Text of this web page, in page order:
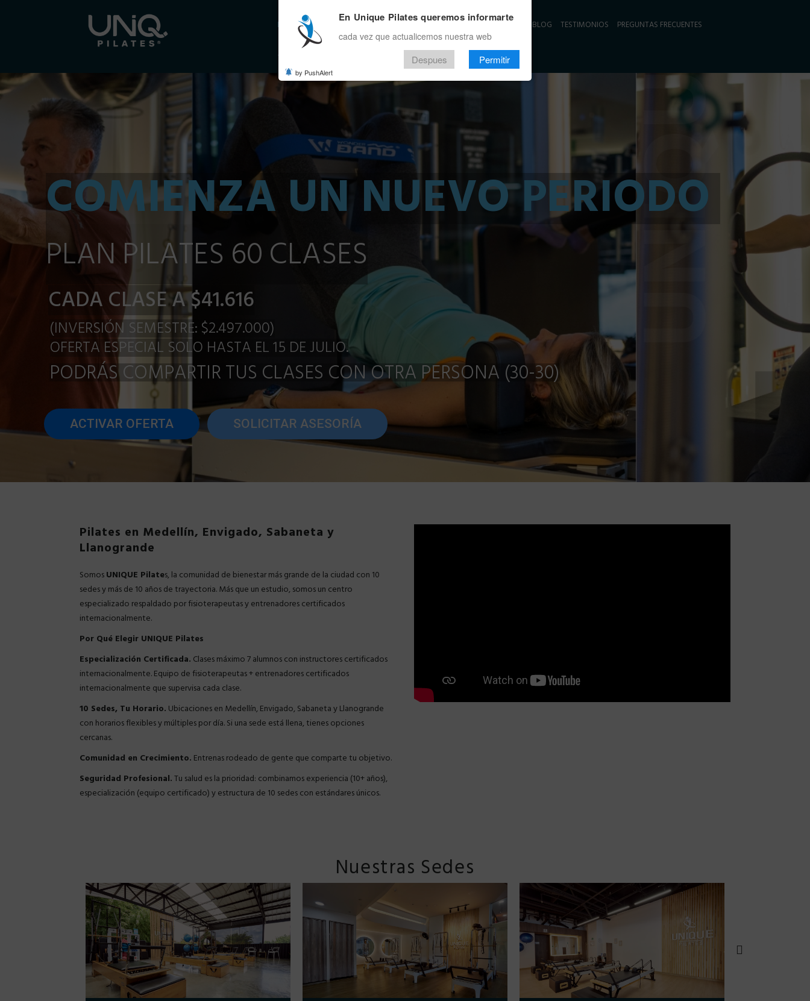
INICIO BENEFICIOS LA EMPRESA SEDES EVENTO ALIADOS APP BLOG TESTIMONIOS PREGUNTAS FRECUENTES
Pilates en Medellín, Envigado, Sabaneta y
Llanogrande
SomosUNIQUE Pilates, la comunidad de bienestar más grande de la ciudad con 10
sedes y más de 10 años de trayectoria. Más que un estudio, somos un centro
especializado respaldado por fisioterapeutas y entrenadores certificados
internacionalmente.
Por Qué Elegir UNIQUE Pilates
Especialización Certificada. Clases máximo 7 alumnos con instructores certificados
internacionalmente. Equipo de fisioterapeutas + entrenadores certificados
internacionalmente que supervisa cada clase.
10 Sedes, Tu Horario. Ubicaciones en Medellín, Envigado, Sabaneta y Llanogrande
con horarios flexibles y múltiples por día. Si una sede está llena, tienes opciones
cercanas.
Comunidad en Crecimiento. Entrenas rodeado de gente que comparte tu objetivo.
Seguridad Profesional.Tu salud es la prioridad: combinamos experiencia (10+ años),
especialización (equipo certificado) y estructura de 10 sedes con estándares únicos.
Nuestras Sedes
En Unique Pilates queremos informarte
cada vez que actualicemos nuestra web
Despues Permitir
by PushAlert